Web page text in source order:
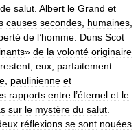
de salut Albert le Grand et
causes secondes humaines
de l’homme Duns Scot
» de la volonté originaire
restent eux parfaitement
paulinienne et
rapports entre l’éternel et le
sur le mystère du salut
réflexions se sont nouées